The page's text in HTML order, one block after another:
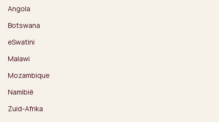
Angola
Botswana
eSwatini
Malawi
Mozambique
Namibië
Zuid-Afrika